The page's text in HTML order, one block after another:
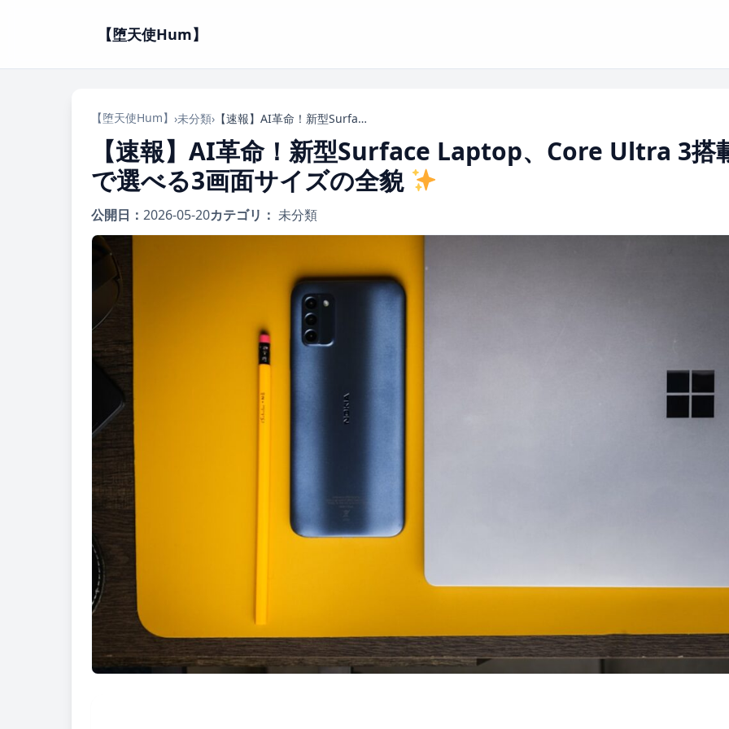
【堕天使Hum】
【堕天使Hum】 ›未分類› 【速報】AI革命！新型Surface Laptop、Core Ultra 3搭載で選べる3画面サイズの全貌
【速報】AI革命！新型Surface Laptop、Core Ultra 3搭
で選べる3画面サイズの全貌
公開日： 2026-05-20カテゴリ： 未分類